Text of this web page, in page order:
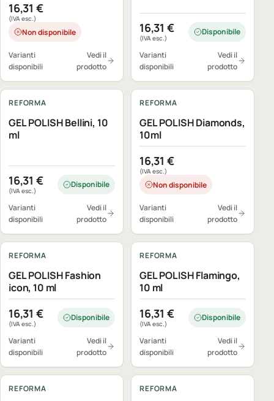
16,31 €
(IVA esc.)
Non disponibile
Varianti
disponibili
Vedi il
prodotto
16,31 €
(IVA esc.)
Disponibile
Varianti
disponibili
Vedi il
prodotto
REFORMA
GEL POLISH Bellini, 10
ml
16,31 €
(IVA esc.)
Disponibile
Varianti
disponibili
Vedi il
prodotto
REFORMA
GEL POLISH Diamonds,
10ml
16,31 €
(IVA esc.)
Non disponibile
Varianti
disponibili
Vedi il
prodotto
REFORMA
GEL POLISH Fashion
icon, 10 ml
16,31 €
(IVA esc.)
Disponibile
Varianti
disponibili
Vedi il
prodotto
REFORMA
GEL POLISH Flamingo,
10 ml
16,31 €
(IVA esc.)
Disponibile
Varianti
disponibili
Vedi il
prodotto
REFORMA REFORMA